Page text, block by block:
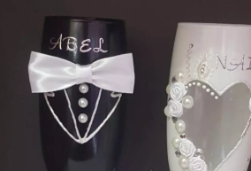
para Primera
personalizadas